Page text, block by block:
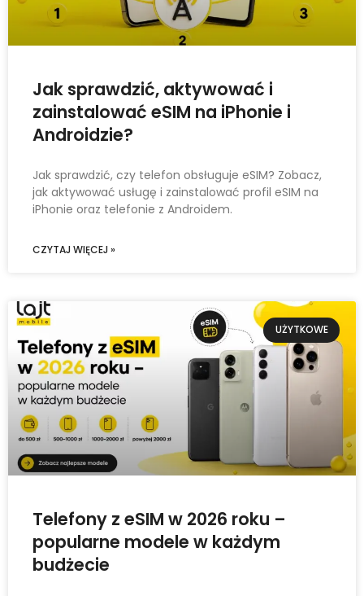
Jak sprawdzić, aktywować i
zainstalować eSIM na iPhonie i
Androidzie?
Jak sprawdzić, czy telefon obsługuje eSIM? Zobacz,
jak aktywować usługę i zainstalować profil eSIM na
iPhonie oraz telefonie z Androidem.
CZYTAJ WIĘCEJ »
UŻYTKOWE
Telefony z eSIM w 2026 roku –
popularne modele w każdym
budżecie